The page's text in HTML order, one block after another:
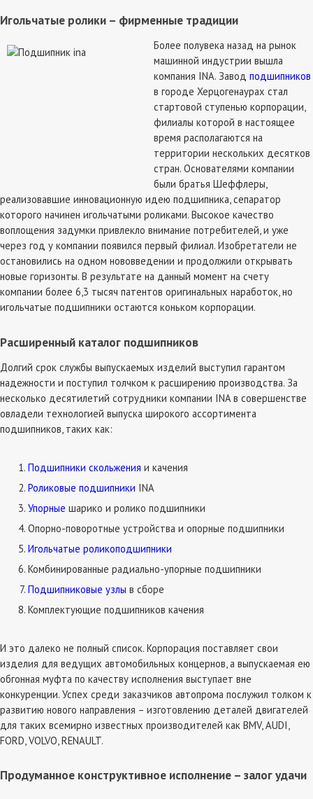
Игольчатые ролики – фирменные традиции
Более полувека назад на рынок
машинной индустрии вышла
компания INA. Завод подшипников
в городе Херцогенаурах стал
стартовой ступенью корпорации,
филиалы которой в настоящее
время располагаются на
территории нескольких десятков
стран. Основателями компании
были братья Шеффлеры,
реализовавшие инновационную идею подшипника, сепаратор
которого начинен игольчатыми роликами. Высокое качество
воплощения задумки привлекло внимание потребителей, и уже
через год у компании появился первый филиал. Изобретатели не
остановились на одном нововведении и продолжили открывать
новые горизонты. В результате на данный момент на счету
компании более 6,3 тысяч патентов оригинальных наработок, но
игольчатые подшипники остаются коньком корпорации.
Расширенный каталог подшипников
Долгий срок службы выпускаемых изделий выступил гарантом
надежности и поступил толчком к расширению производства. За
несколько десятилетий сотрудники компании INA в совершенстве
овладели технологией выпуска широкого ассортимента
подшипников, таких как:
Подшипники скольжения и качения
Роликовые подшипники INA
Упорные шарико и ролико подшипники
Опорно-поворотные устройства и опорные подшипники
Игольчатые роликоподшипники
Комбинированные радиально-упорные подшипники
Подшипниковые узлы в сборе
Комплектующие подшипников качения
И это далеко не полный список. Корпорация поставляет свои
изделия для ведущих автомобильных концернов, а выпускаемая ею
обгонная муфта по качеству исполнения выступает вне
конкуренции. Успех среди заказчиков автопрома послужил толком к
развитию нового направления – изготовлению деталей двигателей
для таких всемирно известных производителей как BMV, AUDI,
FORD, VOLVO, RENAULT.
Продуманное конструктивное исполнение – залог удачи